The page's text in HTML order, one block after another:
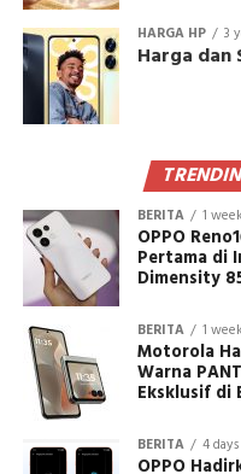
HARGA HP 3
Harga dan
BERITA 1
OPPO
Pertama di
Dimensity
BERITA 1
Motorola
Warna
Eksklusif di
BERITA 4
OPPO